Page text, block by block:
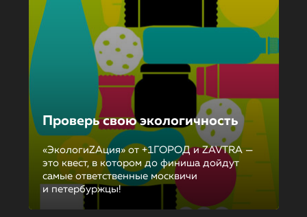
Проверь свою экологичность
«ЭкологиZAция» от +1ГОРОД и ZAVTRA —
это квест, в котором до финиша дойдут
самые ответственные москвичи
и петербуржцы!